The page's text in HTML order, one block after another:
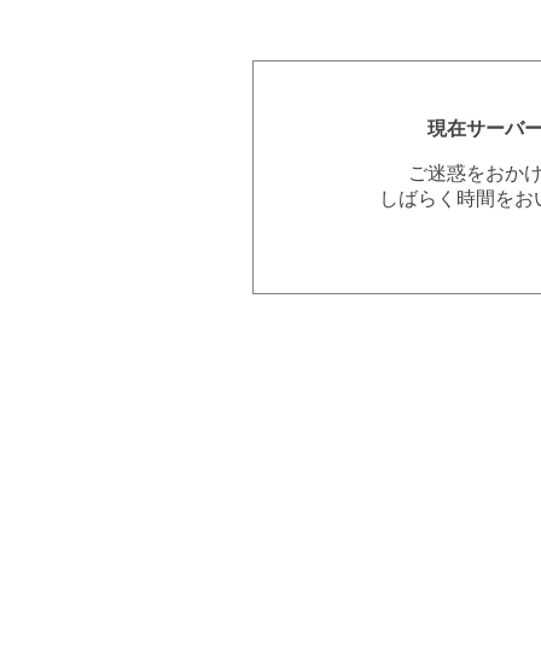
現在サーバ
ご迷惑をおか
しばらく時間を